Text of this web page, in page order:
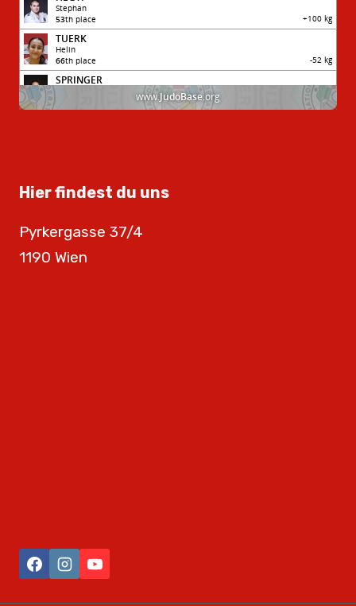
Hier findest du uns
Pyrkergasse 37/4
1190 Wien